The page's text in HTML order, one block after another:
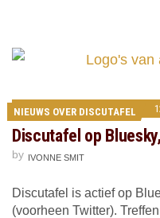
NIEUWS OVER DISCUTAFEL
Discutafel op
by IVONNE SMIT
Discutafel is actief op
(voorheen Twitter).